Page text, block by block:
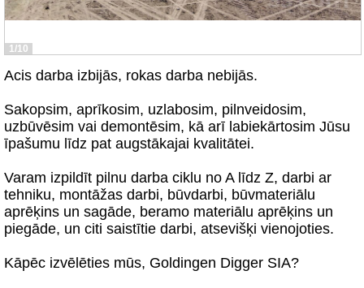
1/10
Acis darba izbijās, rokas darba nebijās.
Sakopsim, aprīkosim, uzlabosim, pilnveidosim,
uzbūvēsim vai demontēsim, kā arī labiekārtosim Jūsu
īpašumu līdz pat augstākajai kvalitātei.
Varam izpildīt pilnu darba ciklu no A līdz Z, darbi ar
tehniku, montāžas darbi, būvdarbi, būvmateriālu
aprēķins un sagāde, beramo materiālu aprēķins un
piegāde, un citi saistītie darbi, atsevišķi vienojoties.
Kāpēc izvēlēties mūs, Goldingen Digger SIA?